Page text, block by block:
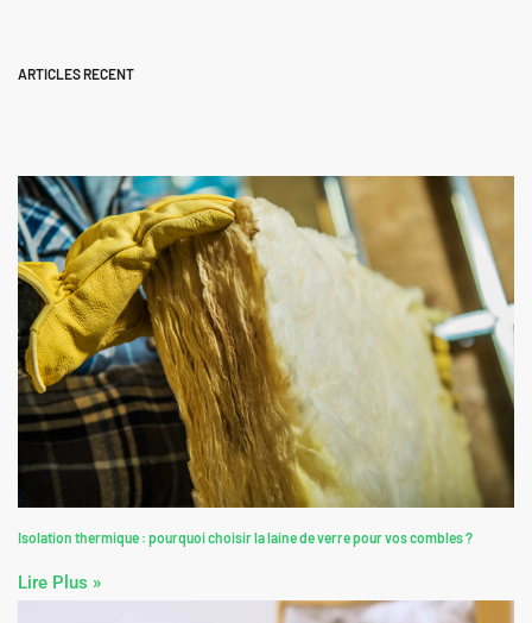
ARTICLES RECENT
Isolation thermique : pourquoi choisir la laine de verre pour vos combles ?
Lire Plus »